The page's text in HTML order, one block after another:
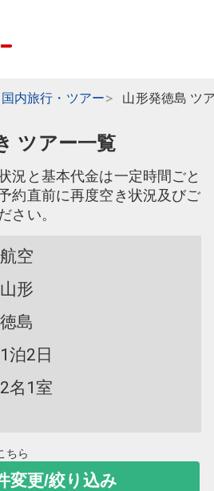
国内旅行・ツアー 山形発徳島 ツ
ツアー一覧
況と基本代金は一定時間ごと
約直前に再度空き状況及びご
さい。
航空
山形
徳島
1泊2日
2名1室
ちら
変更/絞り込み